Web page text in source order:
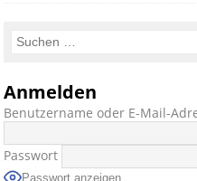
Anmelden
Benutzername oder E-Mail-
Passwort
Passwort anzeigen